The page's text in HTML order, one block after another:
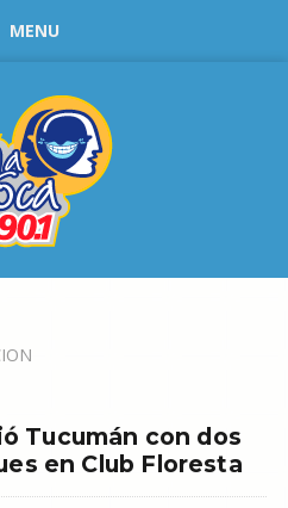
MENU
Tucumán con dos
en Club Floresta